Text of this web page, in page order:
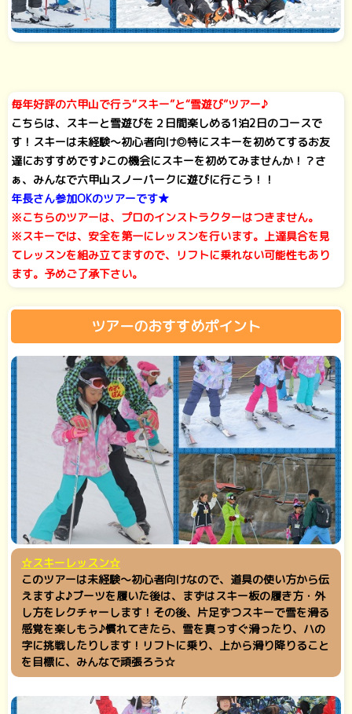
毎年好評の六甲山で行う“スキー”と“雪遊び”ツアー♪
こちらは、スキーと雪遊びを２日間楽しめる1泊2日のコースで
す！スキーは未経験～初心者向け◎特にスキーを初めてするお友
達におすすめです♪この機会にスキーを初めてみませんか！？さ
ぁ、みんなで六甲山スノーパークに遊びに行こう！！
年長さん参加OKのツアーです★
※こちらのツアーは、プロのインストラクターはつきません。
※スキーでは、安全を第一にレッスンを行います。上達具合を見
てレッスンを組み立てますので、リフトに乗れない可能性もあり
ます。予めご了承下さい。
ツアーのおすすめポイント
☆スキーレッスン☆
このツアーは未経験～初心者向けなので、道具の使い方から伝
えますよ♪ブーツを履いた後は、まずはスキー板の履き方・外
し方をレクチャーします！その後、片足ずつスキーで雪を滑る
感覚を楽しもう♪慣れてきたら、雪を真っすぐ滑ったり、ハの
字に挑戦したりします！リフトに乗り、上から滑り降りること
を目標に、みんなで頑張ろう☆